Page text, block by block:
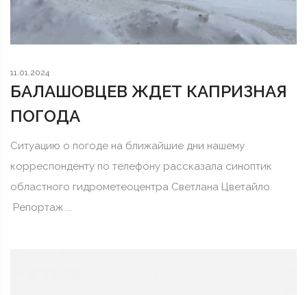
11.01.2024
БАЛАШОВЦЕВ ЖДЕТ КАПРИЗНАЯ
ПОГОДА
Ситуацию о погоде на ближайшие дни нашему
корреспонденту по телефону рассказала синоптик
областного гидрометеоцентра Светлана Цветайло.
Репортаж ...